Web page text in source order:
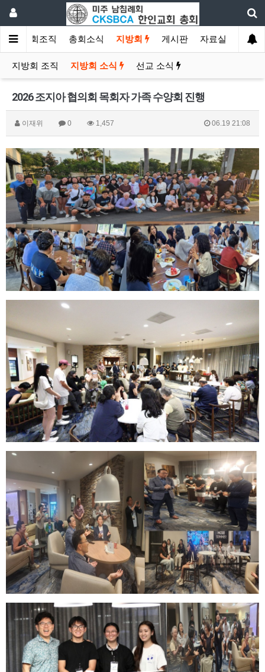
총회조직 총회소식 지방회 게시판 자료실
지방회 조직 지방회 소식 선교 소식
2026 조지아 협의회 목회자 가족 수양회 진행
이재위 0 1,457 06.19 21:08